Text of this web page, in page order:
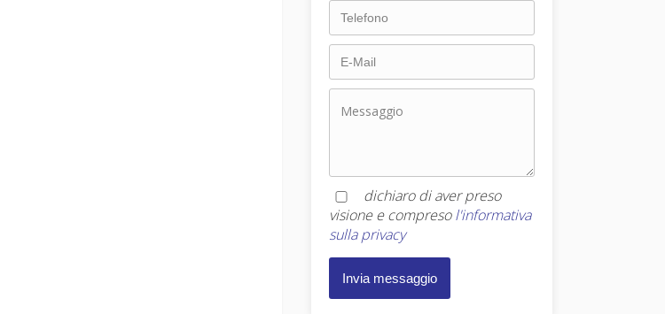
dichiaro di aver preso
visione e compresol'informativa
sulla privacy